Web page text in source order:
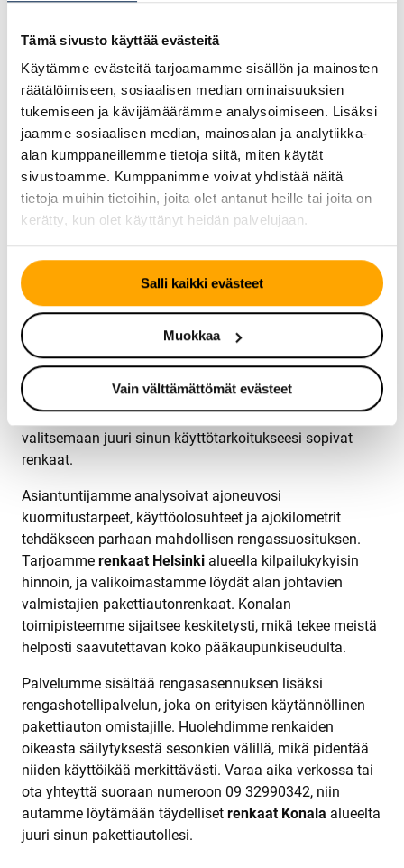
Tämä sivusto käyttää evästeitä
Käytämme evästeitä tarjoamamme sisällön ja mainosten
räätälöimiseen, sosiaalisen median ominaisuuksien
tukemiseen ja kävijämäärämme analysoimiseen. Lisäksi
jaamme sosiaalisen median, mainosalan ja analytiikka-
alan kumppaneillemme tietoja siitä, miten käytät
sivustoamme. Kumppanimme voivat yhdistää näitä
tietoja muihin tietoihin, joita olet antanut heille tai joita on
kerätty, kun olet käyttänyt heidän palvelujaan.
Salli kaikki evästeet
Muokkaa
Vain välttämättömät evästeet
Sesonkikäyttö vaatii erityistä huomiota Helsingin
niiden tulee olla mitoitettu pakettiauton kuormitukselle.
Kesärenkaat puolestaan voivat painottaa
polttoainetalouteen ja pitkäikäisyyteen.
Ympärivuotisrenkaat voivat olla vaihtoehto vähän
ajaville pakettiautokäyttäjille, mutta ne eivät yleensä
tarjoa parasta suorituskykyä kummassakaan
olosuhteessa.
BestDriven asiantuntijapalvelu
pakettiauton rengasvalinnassa
Helsingissä
Oikean
Helsingistä on oleellista sekä turvallisuuden että
talouden kannalta. Meillä BestDrive Helsingissä
ymmärrämme pakettiauton erityistarpeet ja autamme
valitsemaan juuri sinun käyttötarkoitukseesi sopivat
renkaat.
Asiantuntijamme analysoivat ajoneuvosi
kuormitustarpeet, käyttöolosuhteet ja ajokilometrit
tehdäkseen parhaan mahdollisen rengassuosituksen.
Tarjoamme renkaat Helsinki alueella kilpailukykyisin
hinnoin, ja valikoimastamme löydät alan johtavien
valmistajien pakettiautonrenkaat. Konalan
toimipisteemme sijaitsee keskitetysti, mikä tekee meistä
helposti saavutettavan koko pääkaupunkiseudulta.
Palvelumme sisältää rengasasennuksen lisäksi
rengashotellipalvelun, joka on erityisen käytännöllinen
pakettiauton omistajille. Huolehdimme renkaiden
oikeasta säilytyksestä sesonkien välillä, mikä pidentää
niiden käyttöikää merkittävästi. Varaa aika verkossa tai
ota yhteyttä suoraan numeroon 09 32990342, niin
autamme löytämään täydelliset renkaat Konala alueelta
juuri sinun pakettiautollesi.